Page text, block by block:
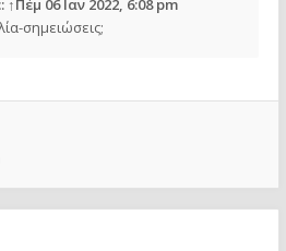
↑ Πέμ 06 Ιαν 2022, 6:08 pm
σημειώσεις;